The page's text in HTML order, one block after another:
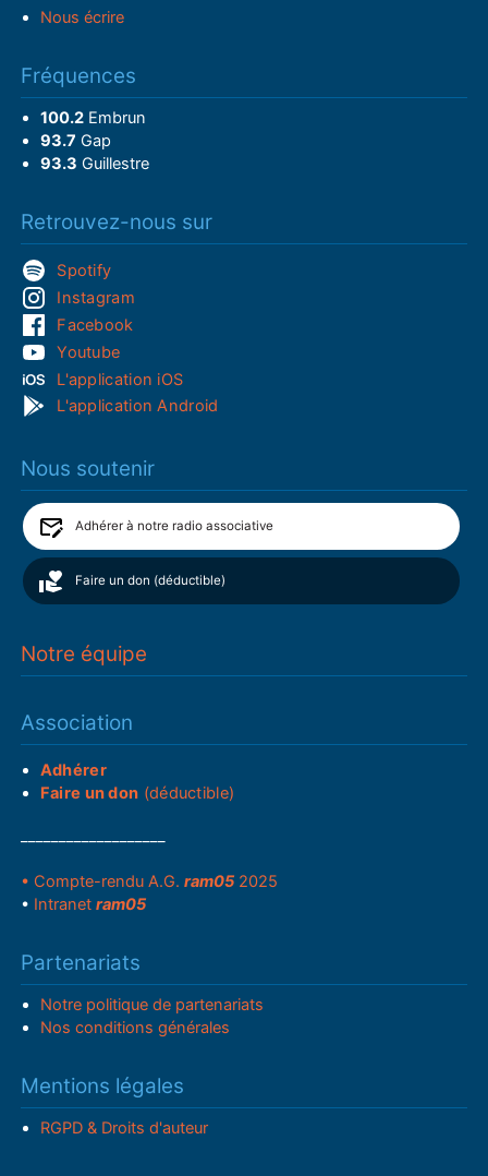
Nous écrire
Fréquences
100.2Embrun
93.7 Gap
93.3 Guillestre
Retrouvez-nous sur
Spotify
Instagram
Facebook
Youtube
L'application iOS
L'application Android
Nous soutenir
Adhérer à notre radio associative
Faire un don (déductible)
Notre équipe
Association
Adhérer
Faire un don (déductible)
• Compte-rendu A.G.ram05 2025
• Intranetram05
Partenariats
Notre politique de partenariats
Nos conditions générales
Mentions légales
RGPD & Droits d'auteur